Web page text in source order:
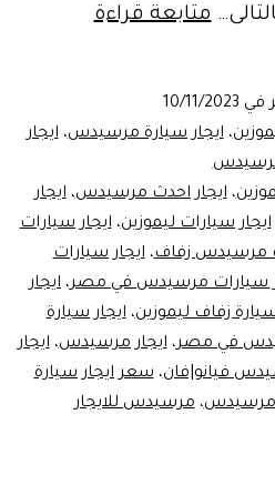
متابعة قراءةايجار
2023
في 10/11/2023
،ايجار سيارة مرسيدس،ايجار
،ايجار احدث مرسيدس،ايجار
ايجار سيارات ليموزين،ايجار سيارات
مرسيدس زفاف،ايجار سيارات
سيارات مرسيدس في مصر، ايجار
سيارة زفاف ليموزين،ايجار سيارة
في مصر،ايجار مرسيدس،ايجار
فيانو|فان،سعر ايجار سيارة
مرسيدس،مرسيدس للايجار